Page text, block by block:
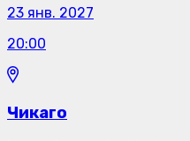
23 янв. 2027
20:00
Чикаго